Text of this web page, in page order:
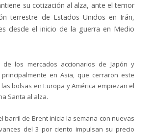
su cotización al alza, ante el temor
terrestre de Estados Unidos en Irán,
desde el inicio de la guerra en Medio
de los mercados accionarios de Japón y
en Asia, que cerraron este
bolsas en Europa y América empiezan el
Santa al alza.
barril de Brent inicia la semana con nuevas
del 3 por ciento impulsan su precio